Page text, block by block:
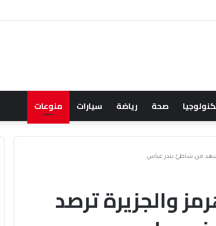
السعودي يعزز أمن الملاحة الإقليمية والدولية
صحة رياضة سيارات منوعات
من شاطئ بندر عباس
والجزيرة ترصد